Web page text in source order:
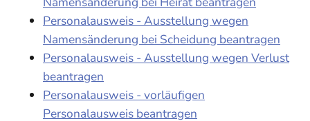
Personalausweis - Ausstellung wegen
Namensänderung bei Scheidung beantragen
Personalausweis - Ausstellung wegen Verlust
beantragen
Personalausweis - vorläufigen
Personalausweis beantragen